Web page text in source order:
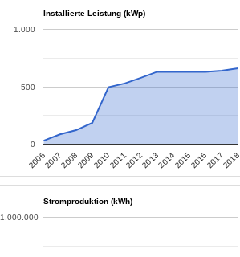
Installierte Leistung (kWp)
2006200720082009201020112012201320142015201620172018
0
500
1.000
Stromproduktion (kWh)
1.000.000